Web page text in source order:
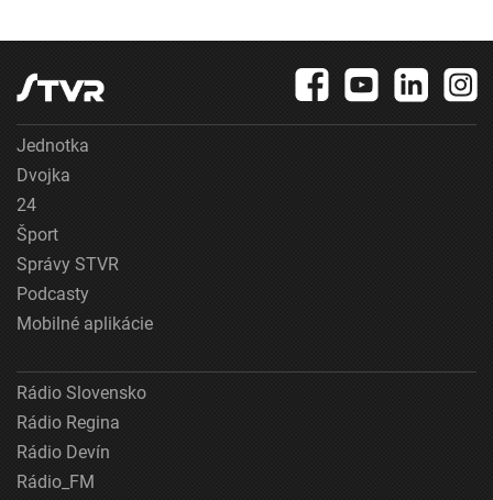
Jednotka
Dvojka
24
Šport
Správy STVR
Podcasty
Mobilné aplikácie
Rádio Slovensko
Rádio Regina
Rádio Devín
Rádio_FM